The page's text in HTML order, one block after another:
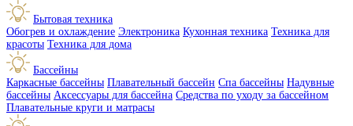
Бытовая техника
Обогрев и охлаждение Электроника Кухонная техника Техника для
красоты Техника для дома
Бассейны
Каркасные бассейны Плавательный бассейн Спа бассейны Надувные
бассейны Аксессуары для бассейна Средства по уходу за бассейном
Плавательные круги и матрасы